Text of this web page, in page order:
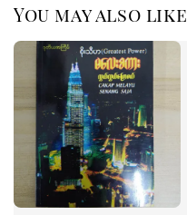
You may also like